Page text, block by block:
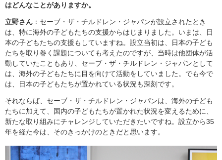
はどんなことがありますか。
立野さん ：セーブ・ザ・チルドレン・ジャパンが設立されたとき
は、特に海外の子どもたちの支援からはじまりました。いまは、日
本の子どもたちの支援もしていますね。設立当初は、日本の子ども
たちを取り巻く課題についても考えたのですが、当時は他団体が活
動していたこともあり、セーブ・ザ・チルドレン・ジャパンとして
は、海外の子どもたちに目を向けて活動をしていました。でも今で
は、日本の子どもたちが置かれている状況も深刻です。
それならば、セーブ・ザ・チルドレン・ジャパンは、海外の子ども
たちに加えて、国内の子どもたちが置かれた状況を変えるために、
新たな取り組みにチャレンジしていただきたいですね。設立から35
年を経た今は、そのきっかけのときだと思います。